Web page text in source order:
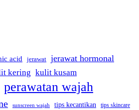
acid jerawat jerawat hormonal
kering kulit kusam
perawatan wajah
sunscreen wajah tips kecantikan tips skincare